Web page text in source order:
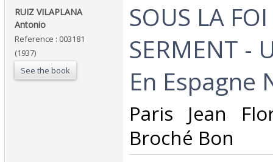
‎RUIZ VILAPLANA
Antonio‎
Reference : 003181
(1937)
See the book
‎SOUS LA
SERMENT -
En Espagne
‎Paris Jean
Broché Bon ‎